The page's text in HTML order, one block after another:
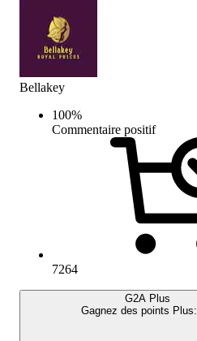
Bellakey
100%
Commentaire positif
7264
G2A Plus
Gagnez des points Plus: